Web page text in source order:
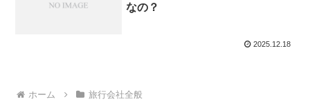
なの？
2025.12.18
ホーム 旅行会社全般